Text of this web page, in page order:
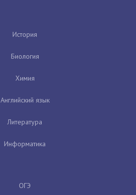
История
Биология
Химия
Английский язык
Литература
Информатика
ОГЭ